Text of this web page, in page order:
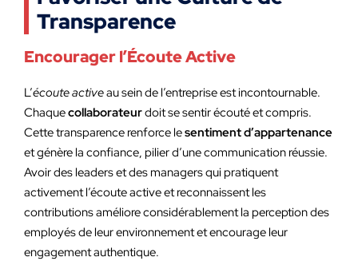
Transparence
Encourager l’Écoute Active
L’écoute activeau sein de l’entreprise est incontournable.
Chaquecollaborateurdoit se sentir écouté et compris.
Cette transparence renforce lesentiment d’appartenance
et génère la confiance, pilier d’une communication réussie.
Avoir des leaders et des managers qui pratiquent
activement l’écoute active et reconnaissent les
contributions améliore considérablement la perception des
employés de leur environnement et encourage leur
engagement authentique.